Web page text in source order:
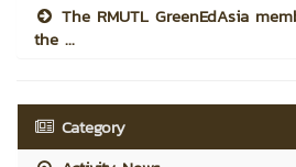
The RMUTL GreenEdAsia
the ...
Category